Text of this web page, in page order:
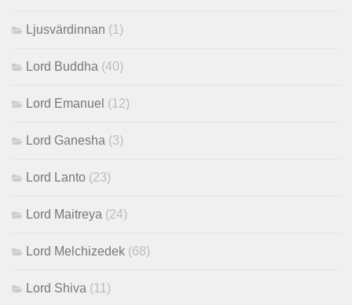
Ljusvärdinnan (1)
Lord Buddha (40)
Lord Emanuel (12)
Lord Ganesha (3)
Lord Lanto (23)
Lord Maitreya (24)
Lord Melchizedek (68)
Lord Shiva (11)